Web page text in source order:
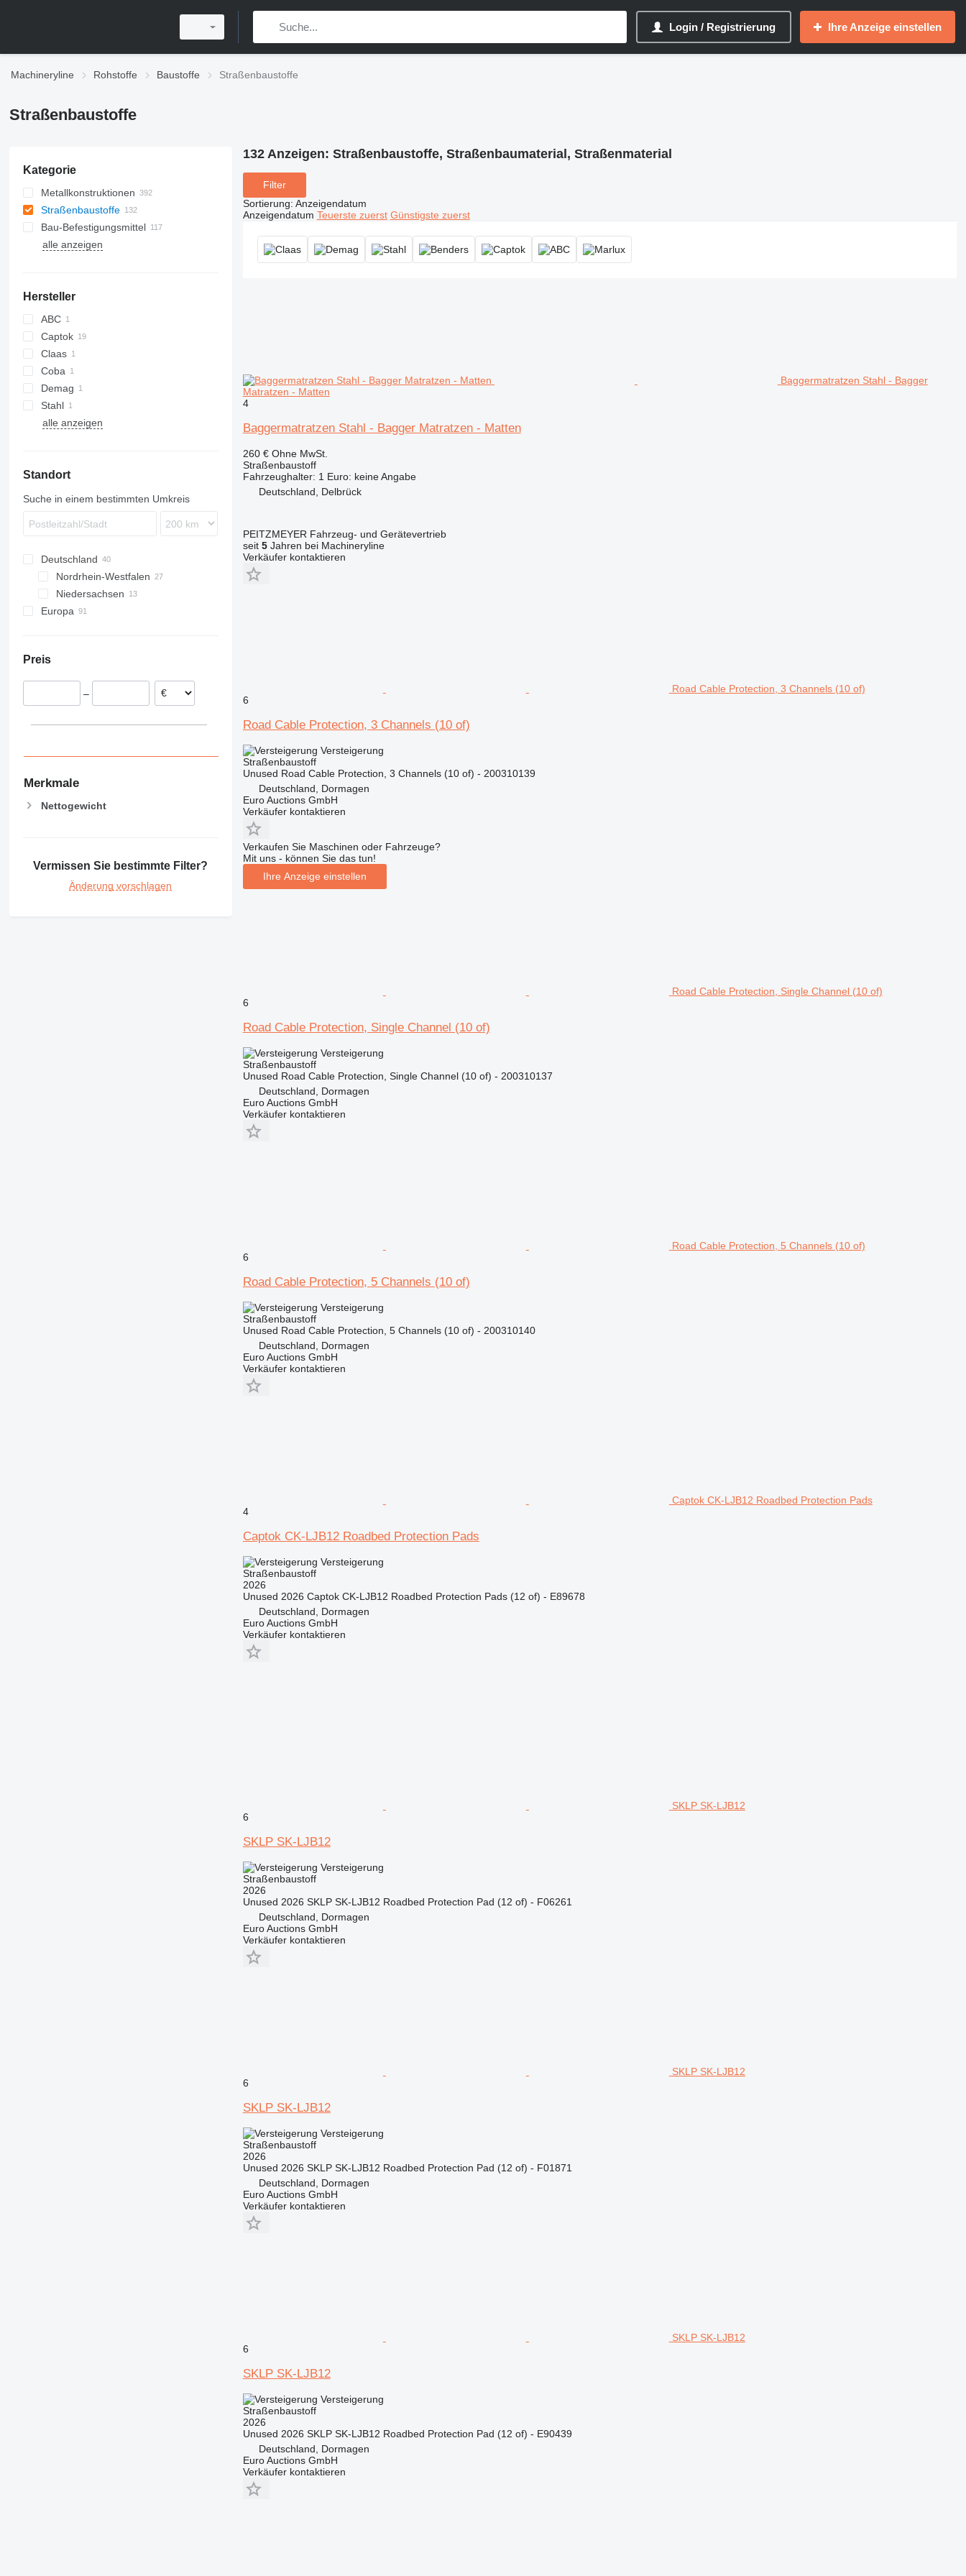
Login / Registrierung Ihre Anzeige einstellen
Machineryline Rohstoffe Baustoffe Straßenbaustoffe
Straßenbaustoffe
Kategorie
Metallkonstruktionen
Straßenbaustoffe
Bau-Befestigungsmittel
Anschlagmittel
Fittings
Spannmuttern
Keildübel
Rohrschellen
Gewindestangen
alle anzeigen
Hersteller
ABC
Captok
CK
Claas
Coba
Demag
Stahl
alle anzeigen
Standort
Suche in einem bestimmten Umkreis
Deutschland
Nordrhein-Westfalen
Dormagen
Paderborn
Niedersachsen
Oldenburg
Europa
Schweden
Niederlande
Preis
–
Merkmale
Nettogewicht
Vermissen Sie bestimmte Filter?
Änderung vorschlagen
132 Anzeigen: Straßenbaustoffe, Straßenbaumaterial, Straßenmaterial
Filter
Sortierung: Anzeigendatum
Anzeigendatum Teuerste zuerst Günstigste zuerst
Baggermatratzen Stahl - Bagger
Matratzen - Matten
4
Baggermatratzen Stahl - Bagger Matratzen - Matten
260 € Ohne MwSt.
Straßenbaustoff
Fahrzeughalter: 1 Euro: keine Angabe
Deutschland, Delbrück
PEITZMEYER Fahrzeug- und Gerätevertrieb
seit 5Jahren bei Machineryline
Verkäufer kontaktieren
Road Cable Protection, 3 Channels (10 of)
6
Road Cable Protection, 3 Channels (10 of)
Versteigerung
Straßenbaustoff
Unused Road Cable Protection, 3 Channels (10 of) - 200310139
Deutschland, Dormagen
Euro Auctions GmbH
Verkäufer kontaktieren
Verkaufen Sie Maschinen oder Fahrzeuge?
Mit uns - können Sie das tun!
Ihre Anzeige einstellen
Road Cable Protection, Single Channel (10 of)
6
Road Cable Protection, Single Channel (10 of)
Versteigerung
Straßenbaustoff
Unused Road Cable Protection, Single Channel (10 of) - 200310137
Deutschland, Dormagen
Euro Auctions GmbH
Verkäufer kontaktieren
Road Cable Protection, 5 Channels (10 of)
6
Road Cable Protection, 5 Channels (10 of)
Versteigerung
Straßenbaustoff
Unused Road Cable Protection, 5 Channels (10 of) - 200310140
Deutschland, Dormagen
Euro Auctions GmbH
Verkäufer kontaktieren
Captok CK-LJB12 Roadbed Protection Pads
4
Captok CK-LJB12 Roadbed Protection Pads
Versteigerung
Straßenbaustoff
2026
Unused 2026 Captok CK-LJB12 Roadbed Protection Pads (12 of) - E89678
Deutschland, Dormagen
Euro Auctions GmbH
Verkäufer kontaktieren
SKLP SK-LJB12
6
SKLP SK-LJB12
Versteigerung
Straßenbaustoff
2026
Unused 2026 SKLP SK-LJB12 Roadbed Protection Pad (12 of) - F06261
Deutschland, Dormagen
Euro Auctions GmbH
Verkäufer kontaktieren
SKLP SK-LJB12
6
SKLP SK-LJB12
Versteigerung
Straßenbaustoff
2026
Unused 2026 SKLP SK-LJB12 Roadbed Protection Pad (12 of) - F01871
Deutschland, Dormagen
Euro Auctions GmbH
Verkäufer kontaktieren
SKLP SK-LJB12
6
SKLP SK-LJB12
Versteigerung
Straßenbaustoff
2026
Unused 2026 SKLP SK-LJB12 Roadbed Protection Pad (12 of) - E90439
Deutschland, Dormagen
Euro Auctions GmbH
Verkäufer kontaktieren